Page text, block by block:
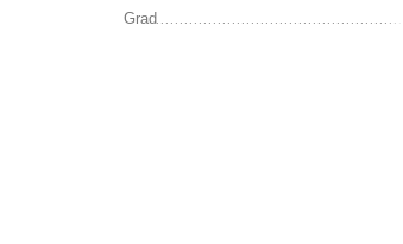
Grad